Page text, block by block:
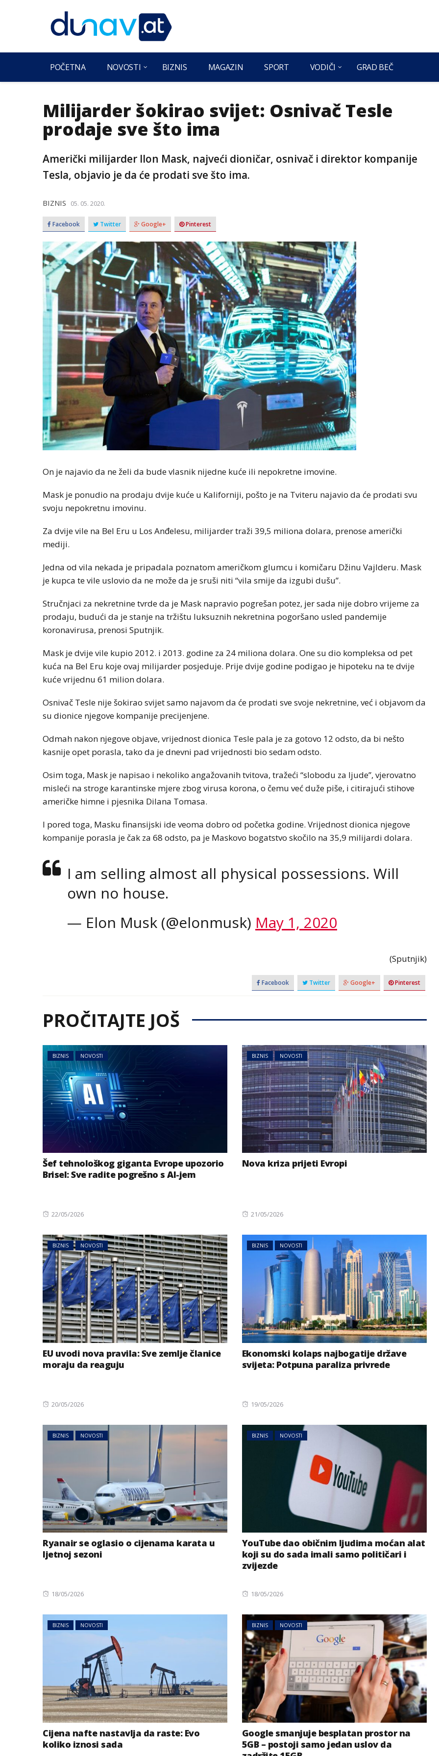
POČETNA NOVOSTI BIZNIS MAGAZIN SPORT VODIČI GRAD BEČ
Milijarder šokirao svijet: Osnivač Tesle
prodaje sve što ima
Američki milijarder Ilon Mask, najveći dioničar, osnivač i direktor kompanije
Tesla, objavio je da će prodati sve što ima.
BIZNIS 05. 05. 2020.
Facebook Twitter Google+ Pinterest
On je najavio da ne želi da bude vlasnik nijedne kuće ili nepokretne imovine.
Mask je ponudio na prodaju dvije kuće u Kaliforniji, pošto je na Tviteru najavio da će prodati svu
svoju nepokretnu imovinu.
Za dvije vile na Bel Eru u Los Anđelesu, milijarder traži 39,5 miliona dolara, prenose američki
mediji.
Jedna od vila nekada je pripadala poznatom američkom glumcu i komičaru Džinu Vajlderu. Mask
je kupca te vile uslovio da ne može da je sruši niti “vila smije da izgubi dušu”.
​Stručnjaci za nekretnine tvrde da je Mask napravio pogrešan potez, jer sada nije dobro vrijeme za
prodaju, budući da je stanje na tržištu luksuznih nekretnina pogoršano usled pandemije
koronavirusa, prenosi Sputnjik.
Mask je dvije vile kupio 2012. i 2013. godine za 24 miliona dolara. One su dio kompleksa od pet
kuća na Bel Eru koje ovaj milijarder posjeduje. Prije dvije godine podigao je hipoteku na te dvije
kuće vrijednu 61 milion dolara.
Osnivač Tesle nije šokirao svijet samo najavom da će prodati sve svoje nekretnine, već i objavom da
su dionice njegove kompanije precijenjene.
​Odmah nakon njegove objave, vrijednost dionica Tesle pala je za gotovo 12 odsto, da bi nešto
kasnije opet porasla, tako da je dnevni pad vrijednosti bio sedam odsto.
Osim toga, Mask je napisao i nekoliko angažovanih tvitova, tražeći “slobodu za ljude”, vjerovatno
misleći na stroge karantinske mjere zbog virusa korona, o čemu već duže piše, i citirajući stihove
američke himne i pjesnika Dilana Tomasa.
​I pored toga, Masku finansijski ide veoma dobro od početka godine. Vrijednost dionica njegove
kompanije porasla je čak za 68 odsto, pa je Maskovo bogatstvo skočilo na 35,9 milijardi dolara.
I am selling almost all physical possessions. Will
own no house.
— Elon Musk (@elonmusk) May 1, 2020
(Sputnjik)
Facebook Twitter Google+ Pinterest
PROČITAJTE JOŠ
BIZNIS NOVOSTI
Šef tehnološkog giganta Evrope upozorio
Brisel: Sve radite pogrešno s AI-jem
Posted
22/05/2026
BIZNIS NOVOSTI
Nova kriza prijeti Evropi
Posted
21/05/2026
BIZNIS NOVOSTI
EU uvodi nova pravila: Sve zemlje članice
moraju da reaguju
Posted
20/05/2026
BIZNIS NOVOSTI
Ekonomski kolaps najbogatije države
svijeta: Potpuna paraliza privrede
Posted
19/05/2026
BIZNIS NOVOSTI
Ryanair se oglasio o cijenama karata u
ljetnoj sezoni
Posted
18/05/2026
BIZNIS NOVOSTI
YouTube dao običnim ljudima moćan alat
koji su do sada imali samo političari i
zvijezde
Posted
18/05/2026
BIZNIS NOVOSTI
Cijena nafte nastavlja da raste: Evo
koliko iznosi sada
BIZNIS NOVOSTI
Google smanjuje besplatan prostor na
5GB – postoji samo jedan uslov da
AUSTRIJA
Jake grmljavine prijete
dijelovima Austrije
MAGAZIN NOVOSTI
AI sve više radi umjesto nas:
Postajemo li zbog toga
gluplji?